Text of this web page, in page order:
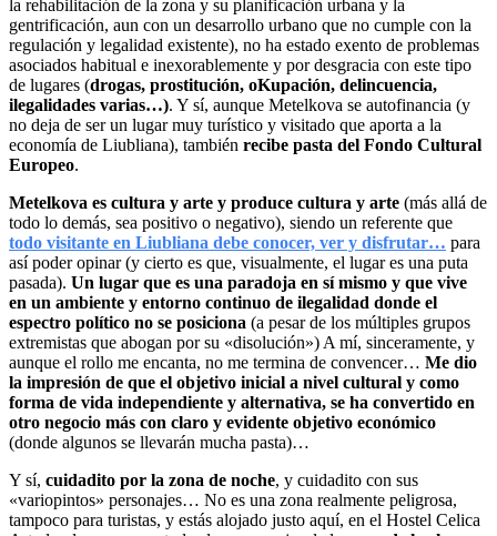
la rehabilitación de la zona y su planificación urbana y la
gentrificación, aun con un desarrollo urbano que no cumple con la
regulación y legalidad existente), no ha estado exento de problemas
asociados habitual e inexorablemente y por desgracia con este tipo
de lugares (drogas, prostitución, oKupación, delincuencia,
ilegalidades varias…). Y sí, aunque Metelkova se autofinancia (y
no deja de ser un lugar muy turístico y visitado que aporta a la
economía de Liubliana), también recibe pasta del Fondo Cultural
Europeo.
Metelkova es cultura y arte y produce cultura y arte (más allá de
todo lo demás, sea positivo o negativo), siendo un referente que
todo visitante en Liubliana debe conocer, ver y disfrutar… para
así poder opinar (y cierto es que, visualmente, el lugar es una puta
pasada). Un lugar que es una paradoja en sí mismo y que vive
en un ambiente y entorno continuo de ilegalidad donde el
espectro político no se posiciona (a pesar de los múltiples grupos
extremistas que abogan por su «disolución») A mí, sinceramente, y
aunque el rollo me encanta, no me termina de convencer… Me dio
la impresión de que el objetivo inicial a nivel cultural y como
forma de vida independiente y alternativa, se ha convertido en
otro negocio más con claro y evidente objetivo económico
(donde algunos se llevarán mucha pasta)…
Y sí, cuidadito por la zona de noche, y cuidadito con sus
«variopintos» personajes… No es una zona realmente peligrosa,
tampoco para turistas, y estás alojado justo aquí, en el Hostel Celica